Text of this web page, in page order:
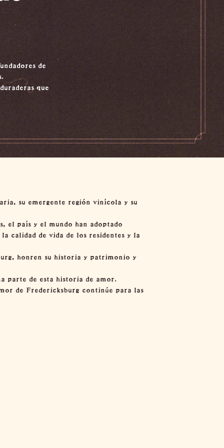
de
que
su emergente región vinícola y su
el país y el mundo han adoptado
calidad de vida de los residentes y la
honren su historia y patrimonio y
parte de esta historia de amor.
de Fredericksburg continúe para las